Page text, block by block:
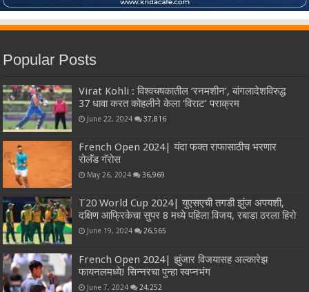
Popular Posts
Virat Kohli : विश्वचषकातील ‘रनमशीन’, बांगलादेशविरुद्ध
37 धावा करत कोहलीने केला ‘विराट’ पराक्रम
June 22, 2024 37,816
French Open 2024| यंदा फक्त राफासाठीच भरणार
रोलॅंड गॅरोस
May 26, 2024 36,969
T20 World Cup 2024| युएसएची तगडी झुंज अपयशी,
दक्षिण आफ्रिकेचा सुपर 8 मध्ये पहिला विजय, रबाडा ठरला हिरो
June 19, 2024 26,565
French Open 2024| झुंजार विजयासह अल्कारेझ
फायनलमध्ये! सिन्नरचा पुन्हा स्वप्नभंग
June 7, 2024 24,252